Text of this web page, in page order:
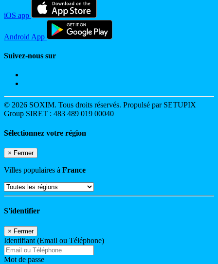
iOS app
Android App
Suivez-nous sur
© 2026 SOXIM. Tous droits réservés. Propulsé par SETUPIX
Group SIRET : 483 489 019 00040
Sélectionnez votre région
× Fermer
Villes populaires à France
S'identifier
× Fermer
Identifiant (Email ou Téléphone)
Mot de passe